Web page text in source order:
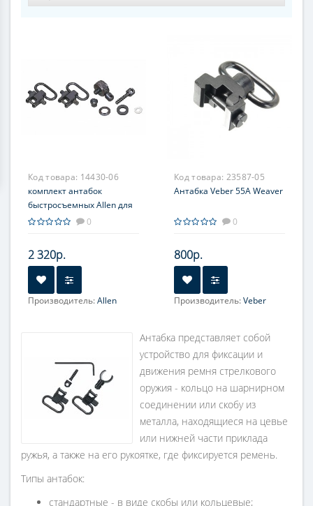
Код товара: 14430-06
комплект антабок
быстросъемных Allen для
полуавтоматов
0
2 320р.
Производитель:Allen
Код товара: 23587-05
Антабка Veber 55A Weaver
0
800р.
Производитель:Veber
Антабка представляет собой
устройство для фиксации и
движения ремня стрелкового
оружия - кольцо на шарнирном
соединении или скобу из
металла, находящиеся на цевье
или нижней части приклада
ружья, а также на его рукоятке, где фиксируется ремень.
Типы антабок:
стандартные - в виде скобы или кольцевые;